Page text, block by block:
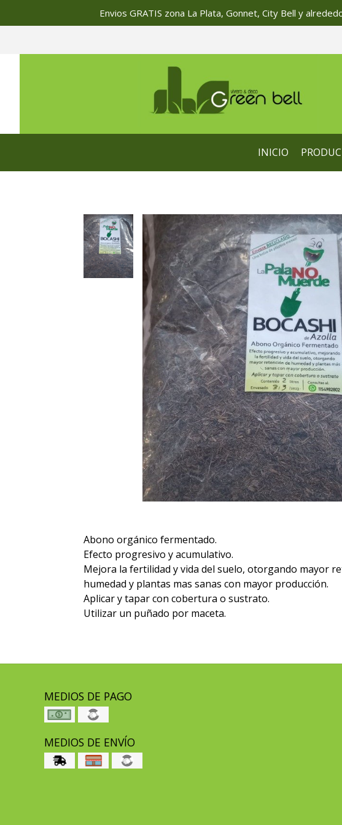
Envios GRATIS zona La Plata, Gonnet, City Bell y
INICIO
Abono orgánico fermentado.
Efecto progresivo y acumulativo.
Mejora la fertilidad y vida del suelo, otorgando mayor
humedad y plantas mas sanas con mayor producción.
Aplicar y tapar con cobertura o sustrato.
Utilizar un puñado por maceta.
MEDIOS DE PAGO
MEDIOS DE ENVÍO